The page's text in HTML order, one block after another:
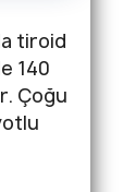
tiroid
140
Çoğu